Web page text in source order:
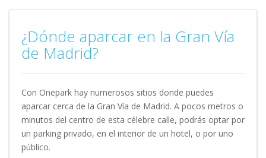
¿Dónde aparcar en la Gran Vía
de Madrid?
Con Onepark hay numerosos sitios donde puedes
aparcar cerca de la Gran Vía de Madrid. A pocos metros o
minutos del centro de esta célebre calle, podrás optar por
un parking privado, en el interior de un hotel, o por uno
público.